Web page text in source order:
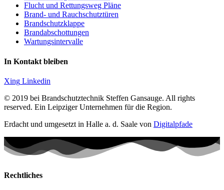
Flucht und Rettungsweg Pläne
Brand- und Rauchschutztüren
Brandschutzklappe
Brandabschottungen
Wartungsintervalle
In Kontakt bleiben
Xing Linkedin
© 2019 bei Brandschutztechnik Steffen Gansauge. All rights
reserved. Ein Leipziger Unternehmen für die Region.
Erdacht und umgesetzt in Halle a. d. Saale von Digitalpfade
Rechtliches